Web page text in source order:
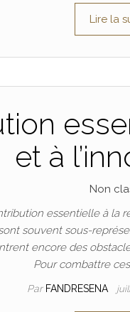
Lire la
et à
Non
essentielle à la
souvent sous-
encore des
Pour combattre
Par FANDRESENA